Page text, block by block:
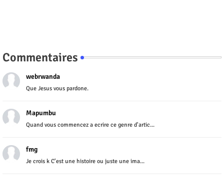
Commentaires
webrwanda
Que Jesus vous pardone.
Mapumbu
Quand vous commencez a ecrire ce genre d'artic...
fmg
Je crois k C'est une histoire ou juste une ima...